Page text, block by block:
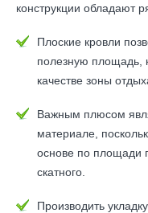
конструкции обладают
Плоские кровли
полезную площадь,
качестве зоны
Важным плюсом
материале,
основе по площади
скатного.
Производить